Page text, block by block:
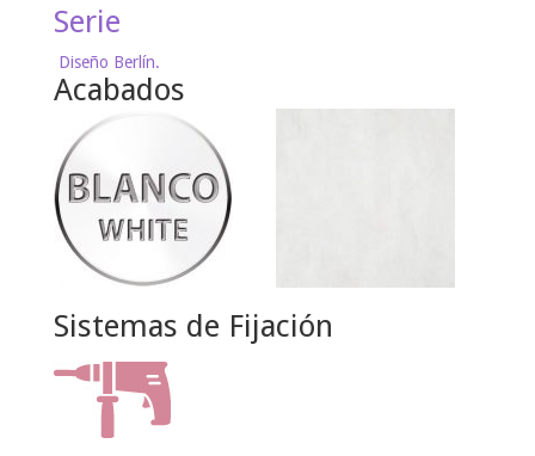
Serie
Diseño Berlín.
Acabados
Sistemas de Fijación